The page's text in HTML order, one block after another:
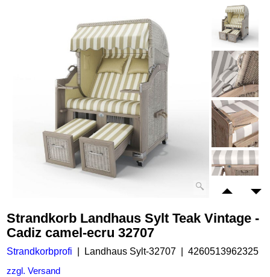
Strandkorb Landhaus Sylt Teak Vintage -
Cadiz camel-ecru 32707
Strandkorbprofi Landhaus Sylt-32707 4260513962325
zzgl. Versand